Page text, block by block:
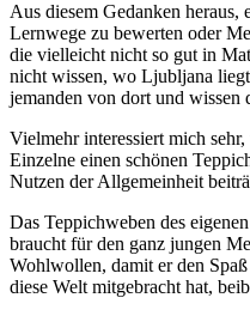
Aus diesem Gedanken heraus,
Lernwege zu bewerten oder
die vielleicht nicht so gut in
nicht wissen, wo Ljubljana
jemanden von dort und wissen
Vielmehr interessiert mich
Einzelne einen schönen
Nutzen der Allgemeinheit
Das Teppichweben des
braucht für den ganz jungen
Wohlwollen, damit er den
diese Welt mitgebracht hat,